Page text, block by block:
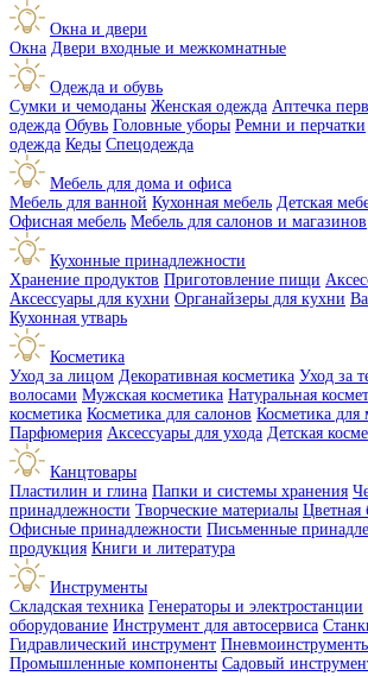
Окна и двери
Окна Двери входные и межкомнатные
Одежда и обувь
Сумки и чемоданы Женская одежда Аптечка
одежда Обувь Головные уборы Ремни и перчатки
одежда Кеды Спецодежда
Мебель для дома и офиса
Мебель для ванной Кухонная мебель Детская
Офисная мебель Мебель для салонов и магазинов
Кухонные принадлежности
Хранение продуктов Приготовление пищи
Аксессуары для кухни Органайзеры для кухни
Кухонная утварь
Косметика
Уход за лицом Декоративная косметика Уход за
волосами Мужская косметика Натуральная
косметика Косметика для салонов Косметика
Парфюмерия Аксессуары для ухода Детская
Канцтовары
Пластилин и глина Папки и системы хранения
принадлежности Творческие материалы Цветная
Офисные принадлежности Письменные
продукция Книги и литература
Инструменты
Складская техника Генераторы и электростанции
оборудование Инструмент для автосервиса
Гидравлический инструмент
Промышленные компоненты Садовый